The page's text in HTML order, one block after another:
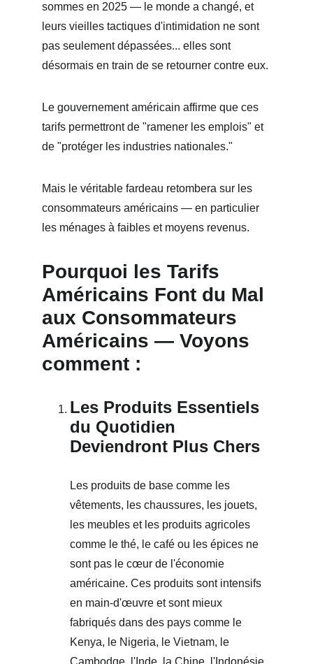
sommes en 2025 — le monde a changé, et
leurs vieilles tactiques d'intimidation ne sont
pas seulement dépassées... elles sont
désormais en train de se retourner contre eux.
Le gouvernement américain affirme que ces
tarifs permettront de "ramener les emplois" et
de "protéger les industries nationales."
Mais le véritable fardeau retombera sur les
consommateurs américains — en particulier
les ménages à faibles et moyens revenus.
Pourquoi les Tarifs
Américains Font du Mal
aux Consommateurs
Américains — Voyons
comment :
Les Produits Essentiels
du Quotidien
Deviendront Plus Chers
Les produits de base comme les
vêtements, les chaussures, les jouets,
les meubles et les produits agricoles
comme le thé, le café ou les épices ne
sont pas le cœur de l'économie
américaine. Ces produits sont intensifs
en main-d'œuvre et sont mieux
fabriqués dans des pays comme le
Kenya, le Nigeria, le Vietnam, le
Cambodge, l'Inde, la Chine, l'Indonésie